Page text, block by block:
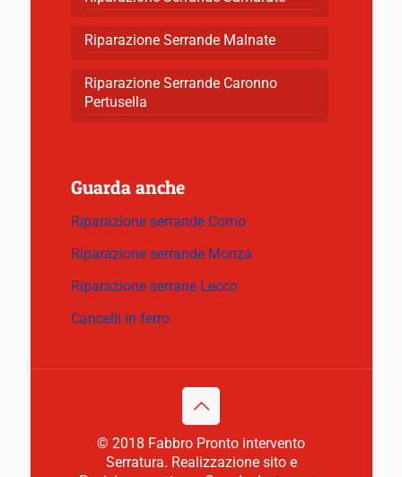
Riparazione Serrande Malnate
Riparazione Serrande Caronno
Pertusella
Guarda anche
Riparazione serrande Como
Riparazione serrande Monza
Riparazione serrane Lecco
Cancelli in ferro
© 2018 Fabbro Pronto intervento
Serratura. Realizzazione sito e